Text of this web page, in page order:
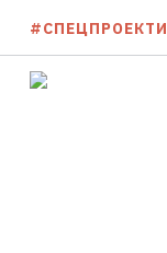
#СПЕЦПРОЕКТИ